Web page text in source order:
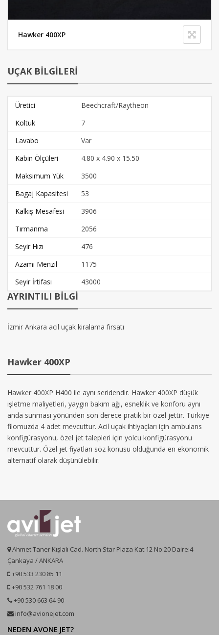
Hawker 400XP
UÇAK BİLGİLERİ
Üretici
Beechcraft/Raytheon
Koltuk
7
Lavabo
Var
Kabin Ölçüleri
4.80 x 4.90 x 15.50
Maksimum Yük
3500
Bagaj Kapasitesi
53
Kalkış Mesafesi
3906
Tırmanma
2056
Seyir Hızı
476
Azami Menzil
1175
Seyir İrtifası
43000
AYRINTILI BİLGİ
İzmir Ankara acil uçak kiralama fırsatı
Hawker 400XP
Hawker 400XP H400 ile aynı seridendir. Hawker 400XP düşük
işletme maliyetleri, yaygın bakım ağı, esneklik ve konforu aynı
anda sunması yönünden son derece pratik bir özel jettir. Türkiye
filomuzda 4 adet mevcuttur. Acil uçak ihtiyaçları için ambulans
konfigürasyonu, özel jet talepleri için yolcu konfigürasyonu
mevcuttur. Özel jet fiyatları söz konusu olduğunda en ekonomik
alternatif olarak düşünülebilir.
Ahmet Taner Kışlalı Cad. North Star Plaza Kat:12 No:20 Daire:4
Çankaya / ANKARA
+90 533 230 85 11
+90 532 761 18 00
+90 530 663 64 90
info@avionejet.com
NEDEN AVONE JET?